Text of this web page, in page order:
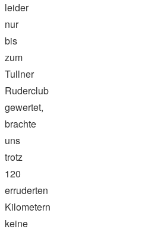
leider
nur
bis
zum
Tullner
Ruderclub
gewertet,
brachte
uns
trotz
120
erruderten
Kilometern
keine